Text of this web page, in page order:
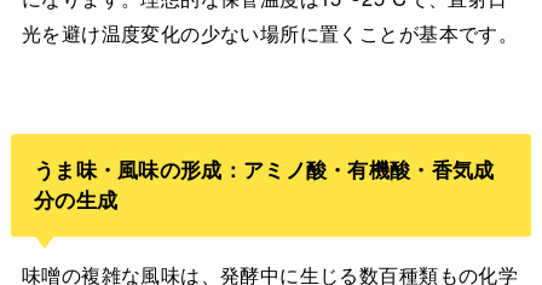
光を避け温度変化の少ない場所に置くことが基本です。
うま味・風味の形成：アミノ酸・有機酸・香気成
分の生成
味噌の複雑な風味は、発酵中に生じる数百種類もの化学